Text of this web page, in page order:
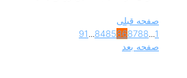
صفحه قبلی
1
...
8485868788
...
91
صفحه بعد